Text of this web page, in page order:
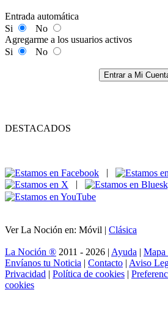
Entrada automática
Si
No
Agregarme a los usuarios activos
Si
No
Entrar a Mi
DESTACADOS
|
|
Ver La Noción en: Móvil | Clásica
La Noción ® 2011 - 2026 | Ayuda | Mapa
Envíanos tu Noticia | Contacto | Aviso
Privacidad | Política de cookies |
cookies